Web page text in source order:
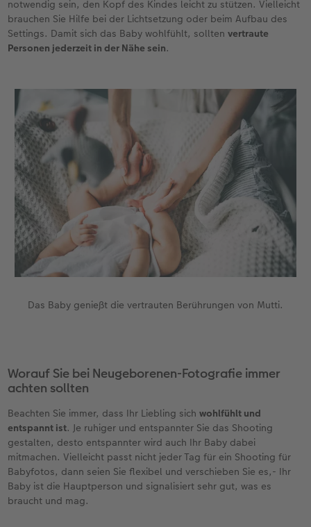
notwendig sein, den Kopf des Kindes leicht zu stützen. Vielleicht
brauchen Sie Hilfe bei der Lichtsetzung oder beim Aufbau des
Settings. Damit sich das Baby wohlfühlt, solltenvertraute
Personen jederzeit in der Nähe sein.
Das Baby genießt die vertrauten Berührungen von Mutti.
Worauf Sie bei Neugeborenen-Fotografie immer
achten sollten
Beachten Sie immer, dass Ihr Liebling sichwohlfühlt und
entspannt ist. Je ruhiger und entspannter Sie das Shooting
gestalten, desto entspannter wird auch Ihr Baby dabei
mitmachen. Vielleicht passt nicht jeder Tag für ein Shooting für
Babyfotos, dann seien Sie flexibel und verschieben Sie es,- Ihr
Baby ist die Hauptperson und signalisiert sehr gut, was es
braucht und mag.